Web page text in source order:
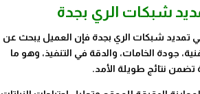
شبكات الري بجدة
تمديد شبكات الري بجدة فإن العميل يبحث عن
جودة الخامات، والدقة في التنفيذ، وهو ما
تضمن نتائج طويلة الأمد.